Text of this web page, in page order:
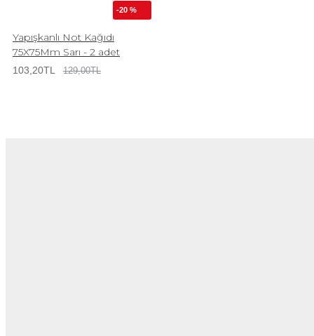
-20 %
Yapışkanlı Not Kağıdı
75X75Mm Sarı - 2 adet
103,20TL 129,00TL